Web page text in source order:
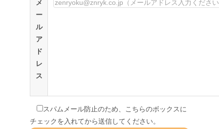
メ
ー
ル
ア
ド
レ
ス
スパムメール防止のため、こちらのボックスに
チェックを入れてから送信してください。